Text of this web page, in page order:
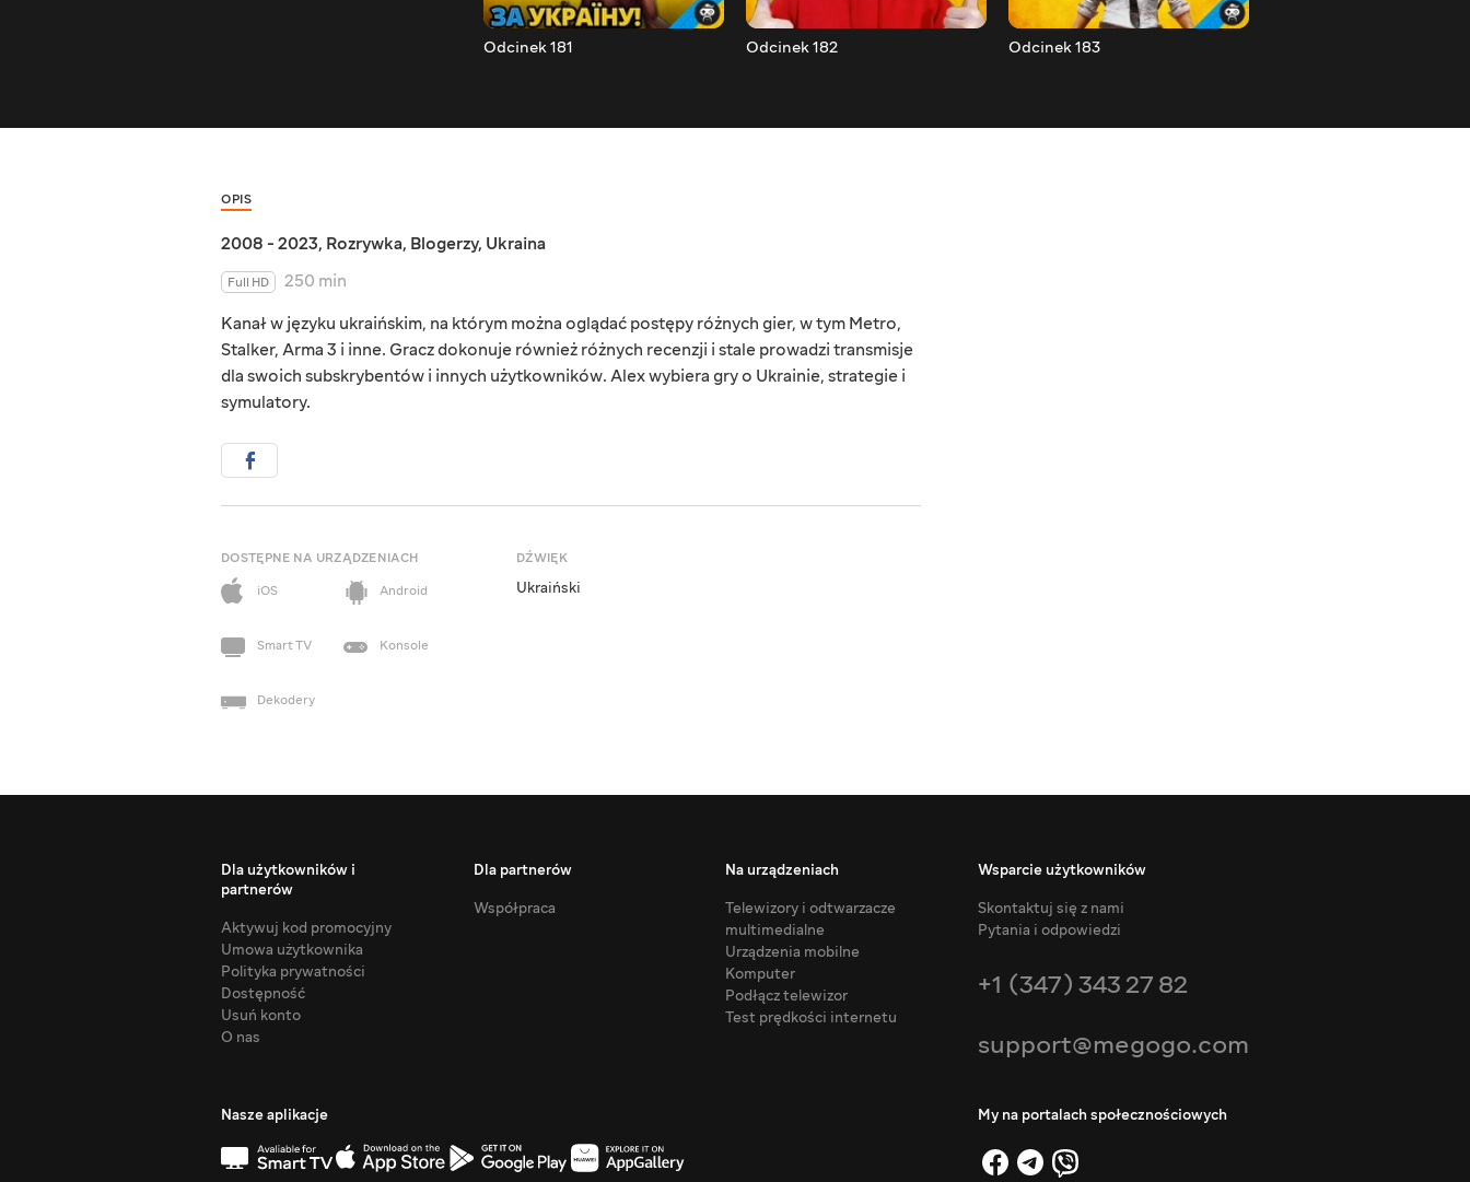
Odcinek 181 Odcinek 182 Odcinek 183
OPIS
2008 - 2023, Rozrywka, Blogerzy, Ukraina
Full HD
250 min
Kanał w języku ukraińskim, na którym można oglądać postępy różnych gier, w tym Metro,
Stalker, Arma 3 i inne. Gracz dokonuje również różnych recenzji i stale prowadzi transmisje
dla swoich subskrybentów i innych użytkowników. Alex wybiera gry o Ukrainie, strategie i
symulatory.
DOSTĘPNE NA URZĄDZENIACH
iOS
Android
Smart TV Konsole
Dekodery
DŹWIĘK
Ukraiński
Dla użytkowników i
partnerów
Aktywuj kod promocyjny
Umowa użytkownika
Polityka prywatności
Dostępność
Usuń konto
O nas
Dla partnerów
Współpraca
Na urządzeniach
Telewizory i odtwarzacze
multimedialne
Urządzenia mobilne
Komputer
Podłącz telewizor
Test prędkości internetu
Wsparcie użytkowników
Skontaktuj się z nami
Pytania i odpowiedzi
+1 (347) 343 27 82
support@megogo.com
Nasze aplikacje My na portalach społecznościowych